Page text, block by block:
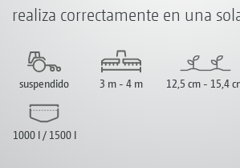
realiza correctamente en una
suspendido 3 m - 4 m 12,5 cm - 15,4
1000 l / 1500 l